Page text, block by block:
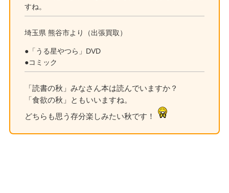
すね。
埼玉県 熊谷市より（出張買取）
●「うる星やつら」DVD
●コミック
「読書の秋」みなさん本は読んでいますか？
「食欲の秋」ともいいますね。
どちらも思う存分楽しみたい秋です！